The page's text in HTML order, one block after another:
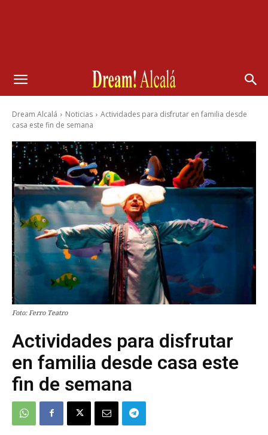
Dream Alcalá Noticias
Actividades para disfrutar en familia desde
casa este fin de semana
Foto: Ferro Teatro
Actividades para disfrutar
en familia desde casa este
fin de semana